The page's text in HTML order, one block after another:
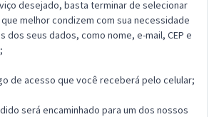
desejado, basta terminar de selecionar
melhor condizem com sua necessidade
dos seus dados, como nome, e-mail, CEP e
de acesso que você receberá pelo celular;
será encaminhado para um dos nossos